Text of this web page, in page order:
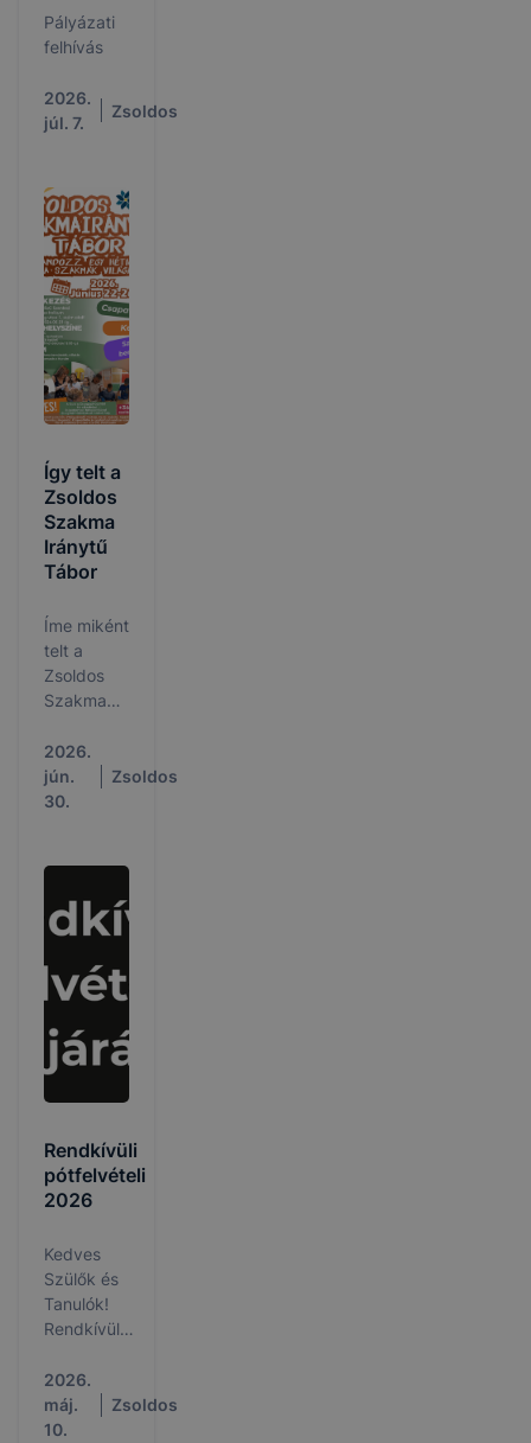
Pályázati
felhívás
2026.
júl. 7.
Zsoldos
Így telt a
Zsoldos
Szakma
Iránytű
Tábor
Íme miként
telt a
Zsoldos
Szakma
Tábor.
2026.
jún.
30.
Zsoldos
Rendkívüli
pótfelvételi
2026
Kedves
Szülők és
Tanulók!
Rendkívüli
hirdetünk
2026.
május 11-től
2026.
máj.
10.
Zsoldos